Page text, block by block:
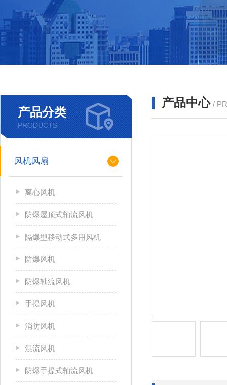
产品分类
PRODUCTS
风机风扇
离心风机
防爆屋顶式轴流风机
隔爆型移动式多用风机
防爆风机
防爆轴流风机
手提风机
消防风机
混流风机
防爆手提式轴流风机
产品中心 /